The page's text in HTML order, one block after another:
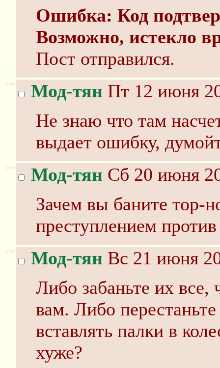
Ошибка: Код
Возможно, истекло
Пост отправился.
>> Мод-тян Пт 12 июня
Не знаю что там
выдает ошибку,
>> Мод-тян Сб 20 июня
Зачем вы баните тор-
преступлением
>> Мод-тян Вс 21 июня
Либо забаньте их все,
вам. Либо
вставлять палки в
хуже?